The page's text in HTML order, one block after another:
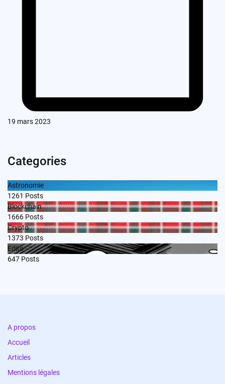
19 mars 2023
Categories
Astronomie
1261 Posts
Blockchain
1666 Posts
Crypto
1373 Posts
Edito
647 Posts
A propos
Accueil
Articles
Mentions légales